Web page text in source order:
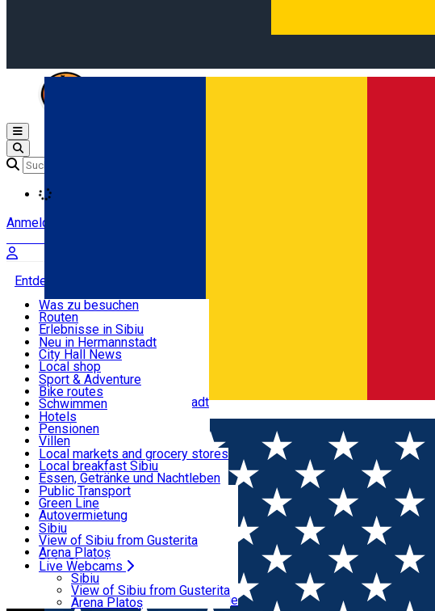
Română
Open main menu
Anmeldung
Entdecke
Nützliche informationen
Aktivitäten & Abenteuer
Unterkunft
Essen, Getränke & Nachtleben
Transport & Parken
Live Webcams
Was zu besuchen
Routen
Erlebnisse in Sibiu
Podcast
Kultur
Museen
Kirchen
Parks, Zoo
Im Umkreis von Hermannstadt
Neu in Hermannstadt
City Hall News
Local shop
Sibiu Handwerker
Sibiul Verde
Public services
Bildung
Wie komme ich nach Sibiu?
Touristeninfo
Reiseführer
Guided tours
Local publication
Schönheitssalon
Sport & Adventure
Bike routes
Schwimmen
Reiten
Fitnessstudio
Loc de joacă indoor
Loc de joacă outdoor
Ski
Eislaufen
Yoga
Hotels
Pensionen
Villen
Hostels
Motels
Camping
Zimmer zu vermieten
Wohnungen
Unterkunft außerhalb von Sibiu
Local markets and grocery stores
Local breakfast Sibiu
Essen, Getränke und Nachtleben
Pizza
Fast Food
Kaffeestube
Konditorei
Pub, Bar
Nachtclubs
Bäckerei
Public Transport
Green Line
Autovermietung
Fahrad verleih
Scooter rentals
Taxi
Ride Sharing
Park-Tickets
Parkplätze
Ladestationen für Elektrofahrzeuge
Sibiu
View of Sibiu from Gusterita
Arena Platoș
Live Webcams
Sibiu
View of Sibiu from Gusterita
Arena Platoș
Home Film Vrajitorul din Kremlin